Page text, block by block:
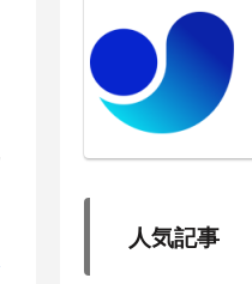
人気記事